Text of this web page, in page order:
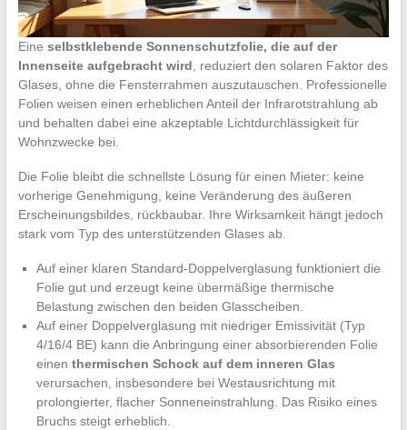
Eine selbstklebende Sonnenschutzfolie, die auf der
Innenseite aufgebracht wird, reduziert den solaren Faktor des
Glases, ohne die Fensterrahmen auszutauschen. Professionelle
Folien weisen einen erheblichen Anteil der Infrarotstrahlung ab
und behalten dabei eine akzeptable Lichtdurchlässigkeit für
Wohnzwecke bei.
Die Folie bleibt die schnellste Lösung für einen Mieter: keine
vorherige Genehmigung, keine Veränderung des äußeren
Erscheinungsbildes, rückbaubar. Ihre Wirksamkeit hängt jedoch
stark vom Typ des unterstützenden Glases ab.
Auf einer klaren Standard-Doppelverglasung funktioniert die
Folie gut und erzeugt keine übermäßige thermische
Belastung zwischen den beiden Glasscheiben.
Auf einer Doppelverglasung mit niedriger Emissivität (Typ
4/16/4 BE) kann die Anbringung einer absorbierenden Folie
einen thermischen Schock auf dem inneren Glas
verursachen, insbesondere bei Westausrichtung mit
prolongierter, flacher Sonneneinstrahlung. Das Risiko eines
Bruchs steigt erheblich.